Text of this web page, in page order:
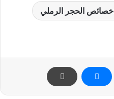
خصائص الحجر الرملي